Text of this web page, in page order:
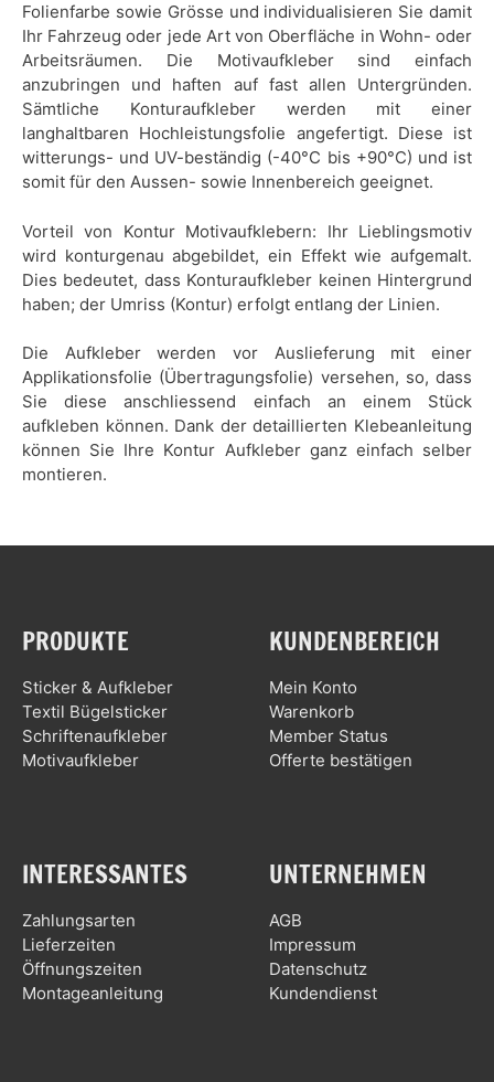
Folienfarbe sowie Grösse und individualisieren Sie damit
Ihr Fahrzeug oder jede Art von Oberfläche in Wohn- oder
Arbeitsräumen. Die Motivaufkleber sind einfach
anzubringen und haften auf fast allen Untergründen.
Sämtliche Konturaufkleber werden mit einer
langhaltbaren Hochleistungsfolie angefertigt. Diese ist
witterungs- und UV-beständig (-40°C bis +90°C) und ist
somit für den Aussen- sowie Innenbereich geeignet.
Vorteil von Kontur Motivaufklebern: Ihr Lieblingsmotiv
wird konturgenau abgebildet, ein Effekt wie aufgemalt.
Dies bedeutet, dass Konturaufkleber keinen Hintergrund
haben; der Umriss (Kontur) erfolgt entlang der Linien.
Die Aufkleber werden vor Auslieferung mit einer
Applikationsfolie (Übertragungsfolie) versehen, so, dass
Sie diese anschliessend einfach an einem Stück
aufkleben können. Dank der detaillierten Klebeanleitung
können Sie Ihre Kontur Aufkleber ganz einfach selber
montieren.
PRODUKTE
Sticker & Aufkleber
Textil Bügelsticker
Schriftenaufkleber
Motivaufkleber
KUNDENBEREICH
Mein Konto
Warenkorb
Member Status
Offerte bestätigen
INTERESSANTES
Zahlungsarten
Lieferzeiten
Öffnungszeiten
Montageanleitung
UNTERNEHMEN
AGB
Impressum
Datenschutz
Kundendienst